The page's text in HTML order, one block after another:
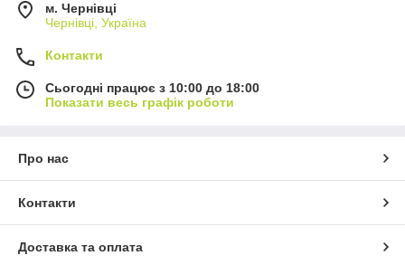
м. Чернівці
Чернівці, Україна
Контакти
Сьогодні працює з 10:00 до 18:00
Показати весь графік роботи
Про нас
Контакти
Доставка та оплата